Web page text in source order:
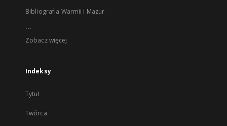
Bibliografia Warmii i Mazur
...
Zobacz więcej
Indeksy
Tytuł
Twórca